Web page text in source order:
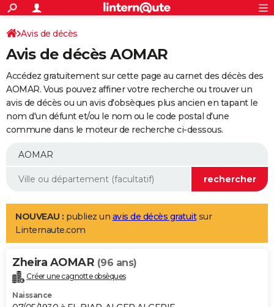
ACTUALITÉS
Politique
Société
Faits Divers
Education
Monde
Villes
+
SPORT
Coupe du monde 2026
Football
Tennis
Cyclisme
Rugby
Forum
Programme TV
TNT
Streaming
Cinéma
Sorties cinéma
Musique
+
FINANCE
Retraite
Epargne
Immobilier
Risques naturels par ville
Banque
Assurance
AUTO
Essais
Réserver un essai
Citadines
Berlines
SUV
Forum auto
+
Mobiles
Meilleur smartphone
Internet
Ordinateurs
Jeux vidéo
Guide high-tech
Aménagement intérieur
LIFESTYLE
Art de vivre
Bien-être
Loisirs
Mode
Modes de vie
Alimentation
Guide de la santé
Maladies
Médicaments
Sommeil
VOYAGE
Destinations
City break
Voyage nature
Voyage de noces
Forum
Climat
+PHOTO
Avis de décès
Avis de décès AOMAR
Accédez gratuitement sur cette page au carnet des décès des
AOMAR. Vous pouvez affiner votre recherche ou trouver un
avis de décès ou un avis d'obsèques plus ancien en tapant le
nom d'un défunt et/ou le nom ou le code postal d'une
commune dans le moteur de recherche ci-dessous.
NOUVEAU : publiez un avis de décès gratuitsur
Linternaute.com
Zheira AOMAR (96 ans)
Créer une cagnotte obsèques
Naissance